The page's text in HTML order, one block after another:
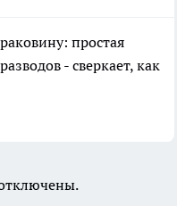
простая
- сверкает, как